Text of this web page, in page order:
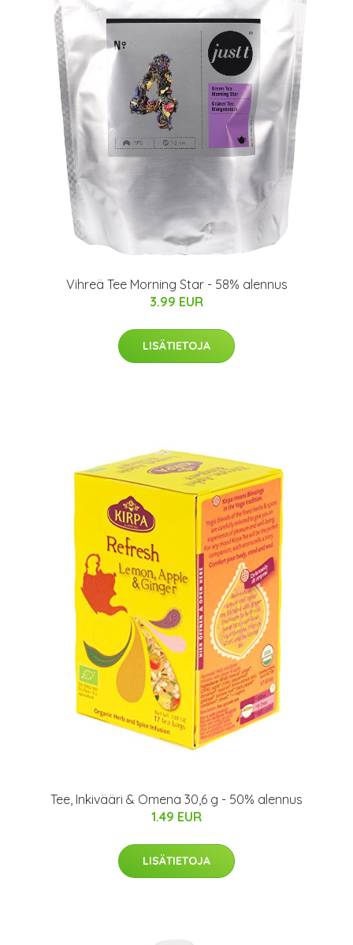
Vihreä Tee Morning Star - 58% alennus
3.99 EUR
LISÄTIETOJA
Tee, Inkivääri & Omena 30,6 g - 50% alennus
1.49 EUR
LISÄTIETOJA